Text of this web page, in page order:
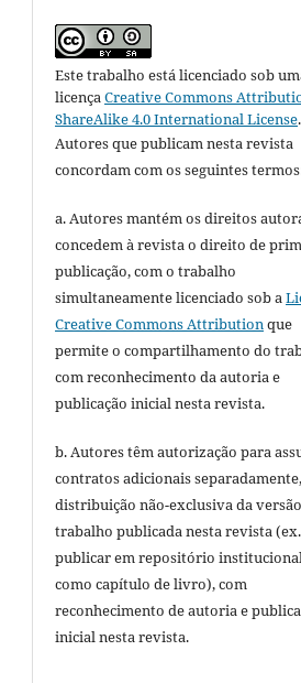
Este trabalho está licenciado sob
licençaCreative Commons
ShareAlike 4.0 International License.
Autores que publicam nesta revista
concordam com os seguintes
a. Autores mantém os direitos
concedem à revista o direito de
publicação, com o trabalho
simultaneamente licenciado sob a
Creative Commons Attributionque
permite o compartilhamento do
com reconhecimento da autoria e
publicação inicial nesta revista.
b. Autores têm autorização para
contratos adicionais
distribuição não-exclusiva da
trabalho publicada nesta revista
publicar em repositório
como capítulo de livro), com
reconhecimento de autoria e
inicial nesta revista.